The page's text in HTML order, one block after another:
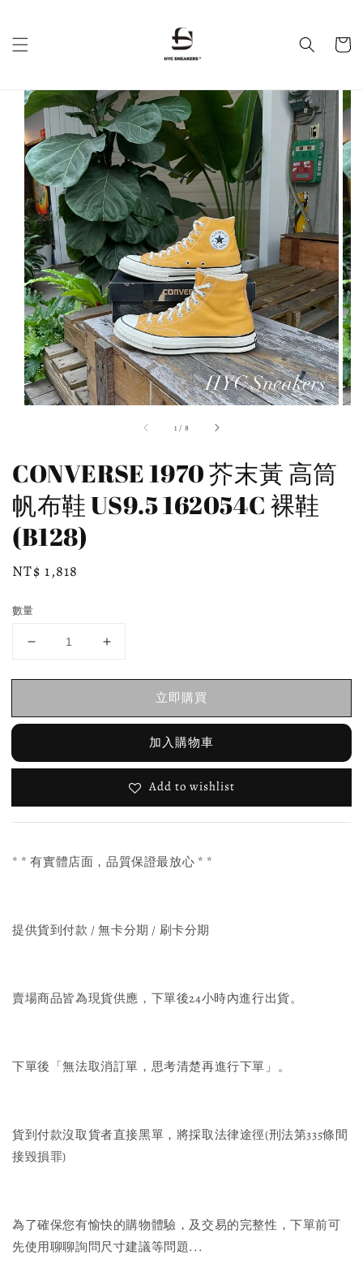
1 / 8
CONVERSE 1970 芥末黃 高筒
帆布鞋 US9.5 162054C 裸鞋
(B128)
Regular
NT$ 1,818
數量
立即購買
加入購物車
Add to wishlist
* * 有實體店面，品質保證最放心 * *
提供貨到付款 / 無卡分期 / 刷卡分期
賣場商品皆為現貨供應，下單後24小時內進行出貨。
下單後「無法取消訂單，思考清楚再進行下單」。
貨到付款沒取貨者直接黑單，將採取法律途徑(刑法第335條間
接毀損罪)
為了確保您有愉快的購物體驗，及交易的完整性，下單前可
先使用聊聊詢問尺寸建議等問題...